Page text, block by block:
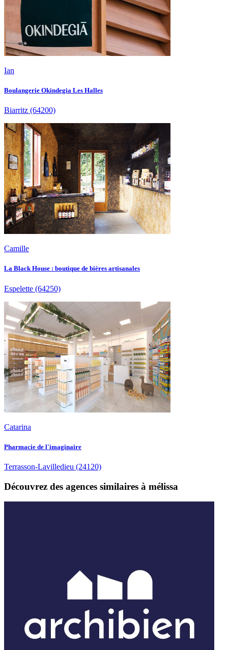
Ian
Boulangerie Okindegia Les Halles
Biarritz (64200)
Camille
La Black House : boutique de bières artisanales
Espelette (64250)
Catarina
Pharmacie de l'imaginaire
Terrasson-Lavilledieu (24120)
Découvrez des agences similaires à mélissa